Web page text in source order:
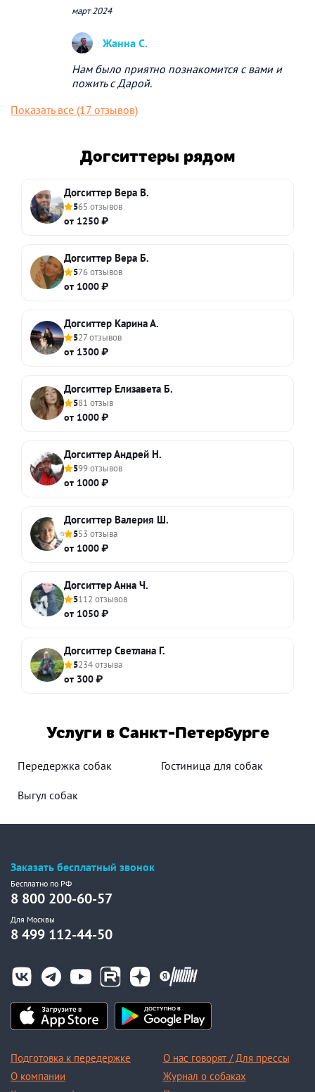
март 2024
Жанна С.
Нам было приятно познакомится с вами и
пожить с Дарой.
Показать все (17 отзывов)
Догситтеры рядом
Догситтер Вера В.
565 отзывов
от 1250 ₽
Догситтер Вера Б.
576 отзывов
от 1000 ₽
Догситтер Карина А.
527 отзывов
от 1300 ₽
Догситтер Елизавета Б.
581 отзыв
от 1000 ₽
Догситтер Андрей Н.
599 отзывов
от 1000 ₽
Догситтер Валерия Ш.
553 отзыва
от 1000 ₽
Догситтер Анна Ч.
5112 отзывов
от 1050 ₽
Догситтер Светлана Г.
5234 отзыва
от 300 ₽
Услуги в Санкт-Петербурге
Передержка собак Гостиница для собак
Выгул собак
Заказать бесплатный звонок
Бесплатно по РФ
8 800 200-60-57
Для Москвы
8 499 112-44-50
Подготовка к передержке
О компании
О нас говорят / Для прессы
Журнал о собаках